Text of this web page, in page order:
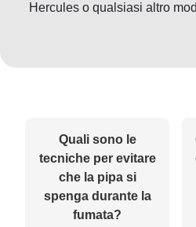
Hercules o qualsiasi altro
Quali sono le
tecniche per evitare
che la pipa si
spenga durante la
fumata?